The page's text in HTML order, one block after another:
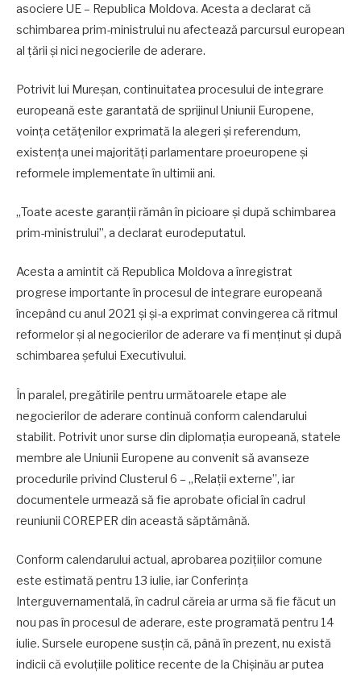
asociere UE – Republica Moldova. Acesta a declarat că
schimbarea prim-ministrului nu afectează parcursul european
al țării și nici negocierile de aderare.
Potrivit lui Mureșan, continuitatea procesului de integrare
europeană este garantată de sprijinul Uniunii Europene,
voința cetățenilor exprimată la alegeri și referendum,
existența unei majorități parlamentare proeuropene și
reformele implementate în ultimii ani.
„Toate aceste garanții rămân în picioare și după schimbarea
prim-ministrului”, a declarat eurodeputatul.
Acesta a amintit că Republica Moldova a înregistrat
progrese importante în procesul de integrare europeană
începând cu anul 2021 și și-a exprimat convingerea că ritmul
reformelor și al negocierilor de aderare va fi menținut și după
schimbarea șefului Executivului.
În paralel, pregătirile pentru următoarele etape ale
negocierilor de aderare continuă conform calendarului
stabilit. Potrivit unor surse din diplomația europeană, statele
membre ale Uniunii Europene au convenit să avanseze
procedurile privind Clusterul 6 – „Relații externe”, iar
documentele urmează să fie aprobate oficial în cadrul
reuniunii COREPER din această săptămână.
Conform calendarului actual, aprobarea pozițiilor comune
este estimată pentru 13 iulie, iar Conferința
Interguvernamentală, în cadrul căreia ar urma să fie făcut un
nou pas în procesul de aderare, este programată pentru 14
iulie. Sursele europene susțin că, până în prezent, nu există
indicii că evoluțiile politice recente de la Chișinău ar putea